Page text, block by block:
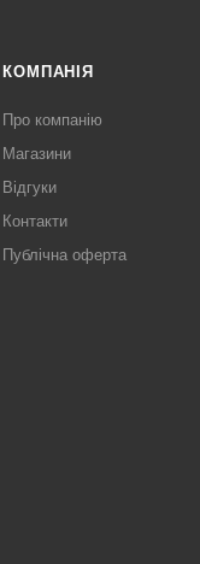
КОМПАНІЯ
Про компанію
Магазини
Відгуки
Контакти
Публічна оферта